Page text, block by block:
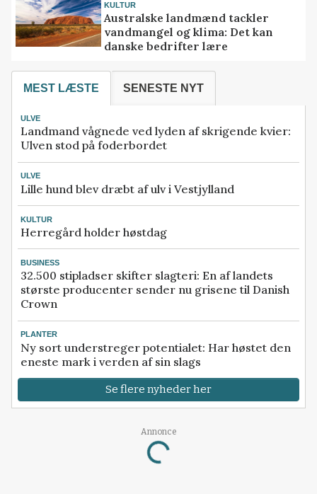
KULTUR
Australske landmænd tackler
vandmangel og klima: Det kan
danske bedrifter lære
MEST LÆSTE SENESTE NYT
ULVE
Landmand vågnede ved lyden af skrigende kvier:
Ulven stod på foderbordet
ULVE
Lille hund blev dræbt af ulv i Vestjylland
KULTUR
Herregård holder høstdag
BUSINESS
32.500 stipladser skifter slagteri: En af landets
største producenter sender nu grisene til Danish
Crown
PLANTER
Ny sort understreger potentialet: Har høstet den
eneste mark i verden af sin slags
Se flere nyheder her
Annonce
Loading...